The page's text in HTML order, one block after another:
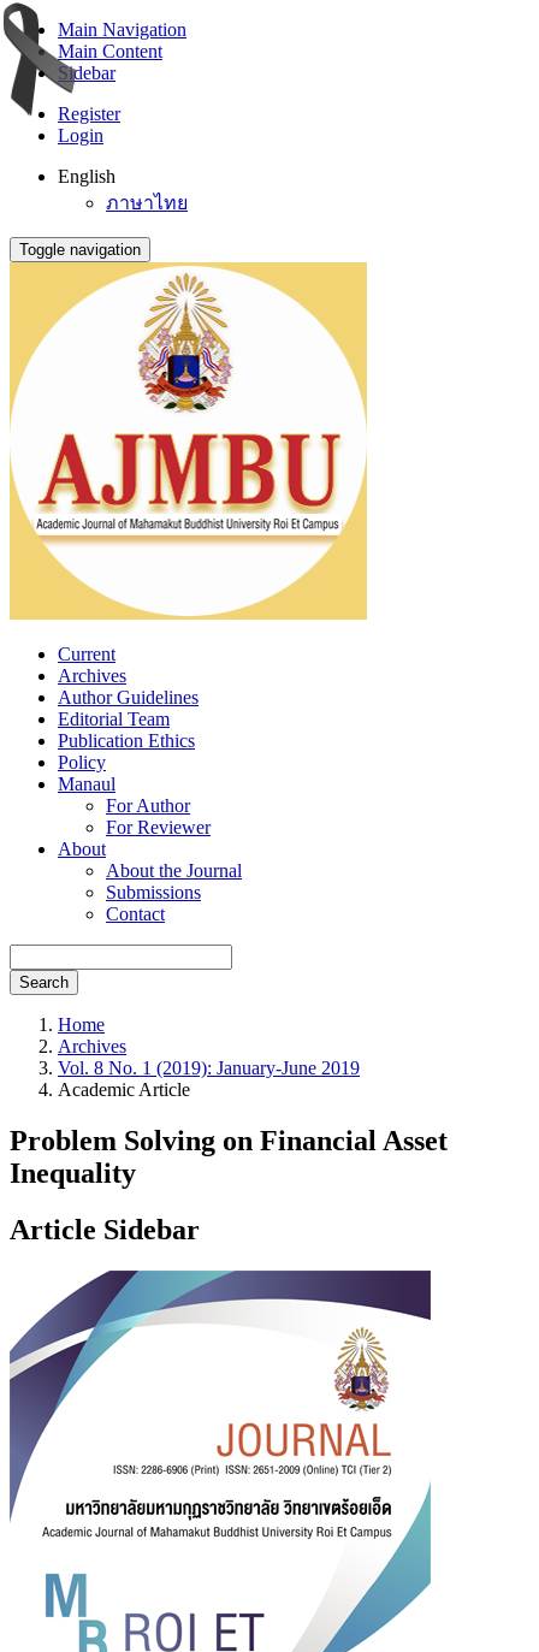
Main Navigation
Main Content
Sidebar
Register
Login
English
ภาษาไทย
Toggle navigation
Current
Archives
Author Guidelines
Editorial Team
Publication Ethics
Policy
Manaul
For Author
For Reviewer
About
About the Journal
Submissions
Contact
Search
Home
Archives
Vol. 8 No. 1 (2019): January-June 2019
Academic Article
Problem Solving on Financial Asset
Inequality
Article Sidebar